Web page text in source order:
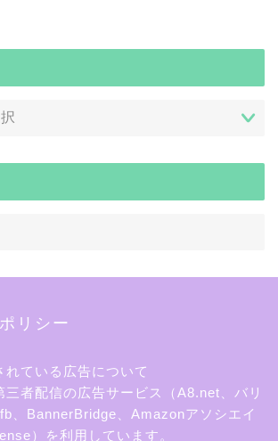
リシー
れている広告について
三者配信の広告サービス（A8.net、バリ
、BannerBridge、Amazonアソシエイ
）を利用しています。